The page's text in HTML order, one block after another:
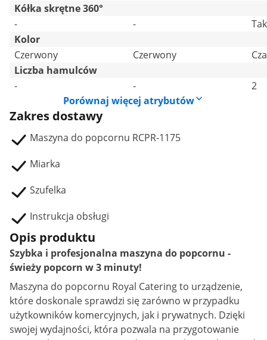
Kółka skrętne 360°
-
-
Tak
Kolor
Czerwony
Czerwony
Liczba hamulców
-
-
2
Porównaj więcej atrybutów
Zakres dostawy
Maszyna do popcornu RCPR-1175
Miarka
Szufelka
Instrukcja obsługi
Opis produktu
Szybka i profesjonalna maszyna do popcornu -
świeży popcorn w 3 minuty!
Maszyna do popcornu Royal Catering to urządzenie,
które doskonale sprawdzi się zarówno w przypadku
użytkowników komercyjnych, jak i prywatnych. Dzięki
swojej wydajności, która pozwala na przygotowanie